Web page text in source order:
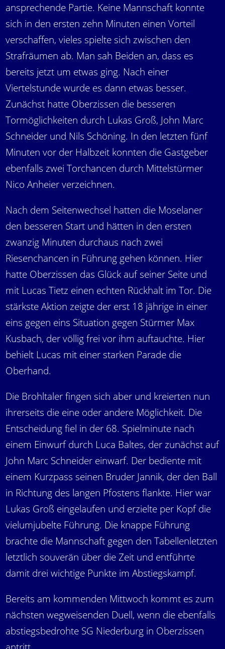
ansprechende Partie. Keine Mannschaft konnte
sich in den ersten zehn Minuten einen Vorteil
verschaffen, vieles spielte sich zwischen den
Strafräumen ab. Man sah Beiden an, dass es
bereits jetzt um etwas ging. Nach einer
Viertelstunde wurde es dann etwas besser.
Zunächst hatte Oberzissen die besseren
Tormöglichkeiten durch Lukas Groß, John Marc
Schneider und Nils Schöning. In den letzten fünf
Minuten vor der Halbzeit konnten die Gastgeber
ebenfalls zwei Torchancen durch Mittelstürmer
Nico Anheier verzeichnen.
Nach dem Seitenwechsel hatten die Moselaner
den besseren Start und hätten in den ersten
zwanzig Minuten durchaus nach zwei
Riesenchancen in Führung gehen können. Hier
hatte Oberzissen das Glück auf seiner Seite und
mit Lucas Tietz einen echten Rückhalt im Tor. Die
stärkste Aktion zeigte der erst 18 jährige in einer
eins gegen eins Situation gegen Stürmer Max
Kusbach, der völlig frei vor ihm auftauchte. Hier
behielt Lucas mit einer starken Parade die
Oberhand.
Die Brohltaler fingen sich aber und kreierten nun
ihrerseits die eine oder andere Möglichkeit. Die
Entscheidung fiel in der 68. Spielminute nach
einem Einwurf durch Luca Baltes, der zunächst auf
John Marc Schneider einwarf. Der bediente mit
einem Kurzpass seinen Bruder Jannik, der den Ball
in Richtung des langen Pfostens flankte. Hier war
Lukas Groß eingelaufen und erzielte per Kopf die
vielumjubelte Führung. Die knappe Führung
brachte die Mannschaft gegen den Tabellenletzten
letztlich souverän über die Zeit und entführte
damit drei wichtige Punkte im Abstiegskampf.
Bereits am kommenden Mittwoch kommt es zum
nächsten wegweisenden Duell, wenn die ebenfalls
abstiegsbedrohte SG Niederburg in Oberzissen